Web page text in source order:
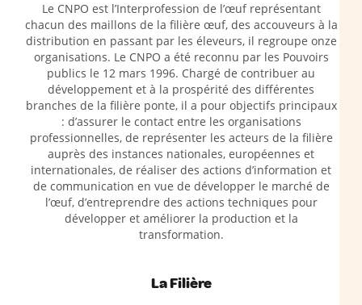
Le CNPO est l’Interprofession de l’œuf représentant
chacun des maillons de la filière œuf, des accouveurs à la
distribution en passant par les éleveurs, il regroupe onze
organisations. Le CNPO a été reconnu par les Pouvoirs
publics le 12 mars 1996. Chargé de contribuer au
développement et à la prospérité des différentes
branches de la filière ponte, il a pour objectifs principaux
: d’assurer le contact entre les organisations
professionnelles, de représenter les acteurs de la filière
auprès des instances nationales, européennes et
internationales, de réaliser des actions d’information et
de communication en vue de développer le marché de
l’œuf, d’entreprendre des actions techniques pour
développer et améliorer la production et la
transformation.
La Filière